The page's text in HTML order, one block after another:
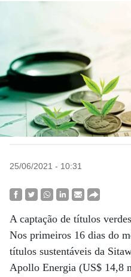
25/06/2021 - 10:31
A captação de títulos
Nos primeiros 16 dias do
títulos sustentáveis da
Apollo Energia (US$ 14,8